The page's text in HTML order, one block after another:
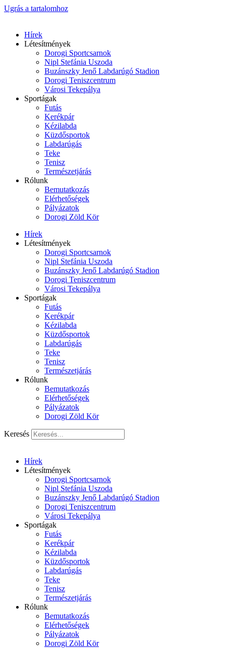
Ugrás a tartalomhoz
Hírek
Létesítmények
Dorogi Sportcsarnok
Nipl Stefánia Uszoda
Buzánszky Jenő Labdarúgó Stadion
Dorogi Teniszcentrum
Városi Tekepálya
Sportágak
Futás
Kerékpár
Kézilabda
Küzdősportok
Labdarúgás
Teke
Tenisz
Természetjárás
Rólunk
Bemutatkozás
Elérhetőségek
Pályázatok
Dorogi Zöld Kör
Hírek
Létesítmények
Dorogi Sportcsarnok
Nipl Stefánia Uszoda
Buzánszky Jenő Labdarúgó Stadion
Dorogi Teniszcentrum
Városi Tekepálya
Sportágak
Futás
Kerékpár
Kézilabda
Küzdősportok
Labdarúgás
Teke
Tenisz
Természetjárás
Rólunk
Bemutatkozás
Elérhetőségek
Pályázatok
Dorogi Zöld Kör
Keresés
Hírek
Létesítmények
Dorogi Sportcsarnok
Nipl Stefánia Uszoda
Buzánszky Jenő Labdarúgó Stadion
Dorogi Teniszcentrum
Városi Tekepálya
Sportágak
Futás
Kerékpár
Kézilabda
Küzdősportok
Labdarúgás
Teke
Tenisz
Természetjárás
Rólunk
Bemutatkozás
Elérhetőségek
Pályázatok
Dorogi Zöld Kör